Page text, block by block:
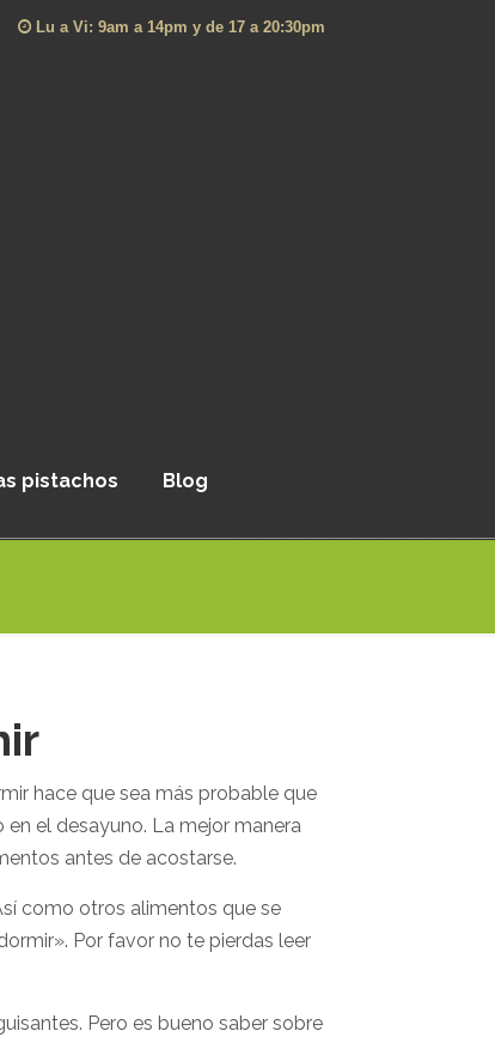
Lu a Vi: 9am a 14pm y de 17 a 20:30pm
pistachos Blog
hace que sea más probable que
el desayuno. La mejor manera
antes de acostarse.
como otros alimentos que se
Por favor no te pierdas leer
Pero es bueno saber sobre